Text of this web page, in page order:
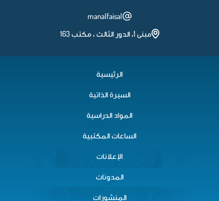
manalfaisal
مبنى 1، الدور الثالث ، مكتب 163
الرئيسية
السيرة الذاتية
المواد الدراسية
الساعات المكتبية
الإعلانات
المدونات
المنشورات